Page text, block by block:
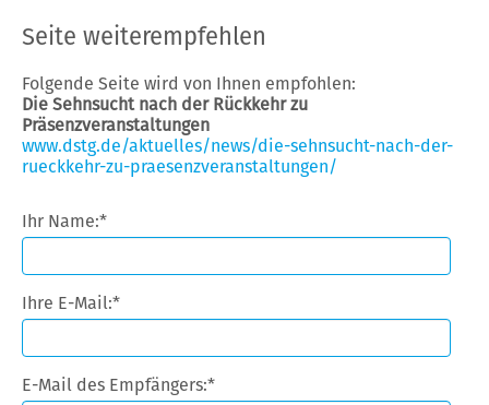
Seite weiterempfehlen
Folgende Seite wird von Ihnen empfohlen:
Die Sehnsucht nach der Rückkehr zu
Präsenzveranstaltungen
www.dstg.de/aktuelles/news/die-sehnsucht-nach-der-
rueckkehr-zu-praesenzveranstaltungen/
Ihr Name:*
Ihre E-Mail:*
E-Mail des Empfängers:*